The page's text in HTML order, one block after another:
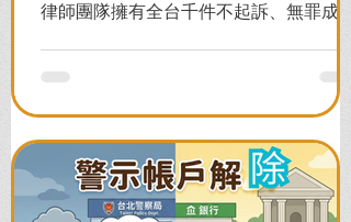
律師團隊擁有全台千件不起訴、無罪成功